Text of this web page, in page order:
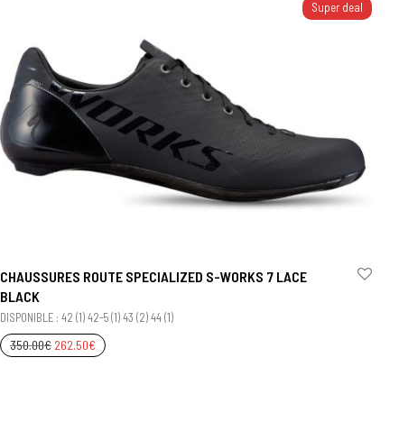
Super deal
CHAUSSURES ROUTE SPECIALIZED S-WORKS 7 LACE
BLACK
DISPONIBLE : 42 (1) 42-5 (1) 43 (2) 44 (1)
350.00€ 262.50€